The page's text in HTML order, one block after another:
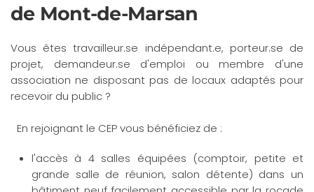
de Mont-de-Marsan
Vous êtes travailleur.se indépendant.e, porteur.se de
projet, demandeur.se d'emploi ou membre d'une
association ne disposant pas de locaux adaptés pour
recevoir du public ?
En rejoignant le CEP vous bénéficiez de :
l'accès à 4 salles équipées (comptoir, petite et
grande salle de réunion, salon détente) dans un